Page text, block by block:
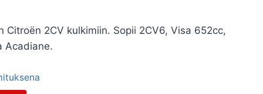
Citroën 2CV kulkimiin. Sopii 2CV6, Visa 652cc,
Acadiane.